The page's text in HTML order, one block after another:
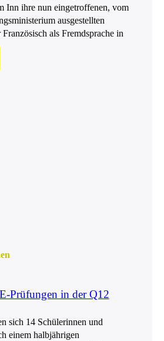
Inn ihre nun eingetroffenen, vom
ausgestellten
als Fremdsprache in
Prüfungen in der Q12
sich 14 Schülerinnen und
einem halbjährigen